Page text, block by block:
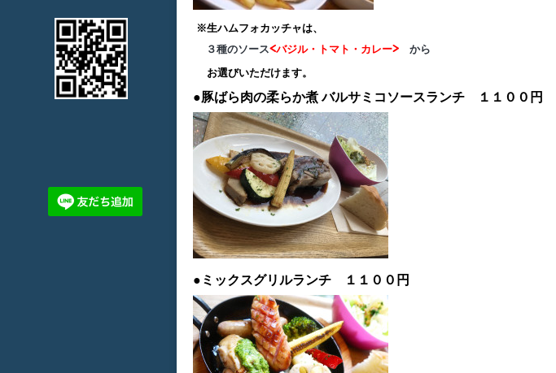
※生ハムフォカッチャは、
３種のソース<バジル・トマト・カレー> から
お選びいただけます。
●豚ばら肉の柔らか煮バルサミコソースランチ １１００円
●ミックスグリルランチ １１００円